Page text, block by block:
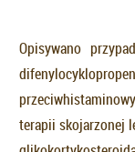
Opisywano
terapii skojarzonej